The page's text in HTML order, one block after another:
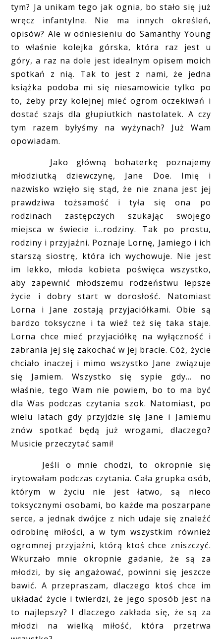
tym? Ja unikam tego jak ognia, bo stało się już
wręcz infantylne. Nie ma innych określeń,
opisów? Ale w odniesieniu do Samanthy Young
to właśnie kolejka górska, która raz jest u
góry, a raz na dole jest idealnym opisem moich
spotkań z nią. Tak to jest z nami, że jedna
książka podoba mi się niesamowicie tylko po
to, żeby przy kolejnej mieć ogrom oczekiwań i
dostać szajs dla głupiutkich nastolatek. A czy
tym razem byłyśmy na wyżynach? Już Wam
opowiadam.
Jako główną bohaterkę poznajemy
młodziutką dziewczynę, Jane Doe. Imię i
nazwisko wzięło się stąd, że nie znana jest jej
prawdziwa tożsamość i tyła się ona po
rodzinach zastępczych szukając swojego
miejsca w świecie i...rodziny. Tak po prostu,
rodziny i przyjaźni. Poznaje Lornę, Jamiego i ich
starszą siostrę, która ich wychowuje. Nie jest
im lekko, młoda kobieta poświęca wszystko,
aby zapewnić młodszemu rodzeństwu lepsze
życie i dobry start w dorosłość. Natomiast
Lorna i Jane zostają przyjaciółkami. Obie są
bardzo toksyczne i ta wieź też się taka staje.
Lorna chce mieć przyjaciółkę na wyłączność i
zabrania jej się zakochać w jej bracie. Cóż, życie
chciało inaczej i mimo wszystko Jane związuje
się Jamiem. Wszystko się sypie gdy... no
właśnie, tego Wam nie powiem, bo to ma być
dla Was podczas czytania szok. Natomiast, po
wielu latach gdy przyjdzie się Jane i Jamiemu
znów spotkać będą już wrogami, dlaczego?
Musicie przeczytać sami!
Jeśli o mnie chodzi, to okropnie się
irytowałam podczas czytania. Cała grupka osób,
którym w życiu nie jest łatwo, są nieco
toksycznymi osobami, bo każde ma poszarpane
serce, a jednak dwójce z nich udaje się znaleźć
odrobinę miłości, a w tym wszystkim również
ogromnej przyjaźni, którą ktoś chce zniszczyć.
Wkurzało mnie okropnie gadanie, że są za
młodzi, by się angażować, powinni się jeszcze
bawić. A przepraszam, dlaczego ktoś chce im
układać życie i twierdzi, że jego sposób jest na
to najlepszy? I dlaczego zakłada się, że są za
młodzi na wielką miłość, która przetrwa